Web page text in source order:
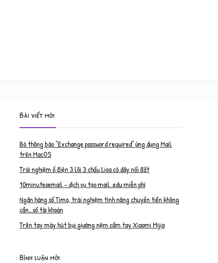
Bài viết mới
Bỏ thông báo “Exchange password required” ứng dụng Mail
trên MacOS
Trải nghiệm ổ điện 3 lõi 3 chấu Lioa có dây nối đất
10minutesemail – dịch vụ tạo mail .edu miễn phí
Ngân hàng số Timo, trải nghiệm tính năng chuyển tiền không
cần…số tài khoản
Trên tay máy hút bụi giường nệm cầm tay Xiaomi Mijia
Bình luận mới